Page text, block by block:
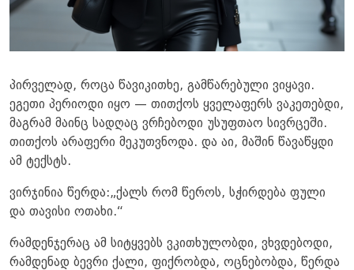
პირველად, როცა წავიკითხე, გამწარებული ვიყავი.
ეგეთი პერიოდი იყო — თითქოს ყველაფერს ვაკეთებდი,
მაგრამ მაინც სადღაც ვრჩებოდი უსუფთაო სივრცეში.
თითქოს არაფერი მეკუთვნოდა. და აი, მაშინ წავაწყდი
ამ ტექსტს.
ვირჯინია წერდა:„ქალს რომ წეროს, სჭირდება ფული
და თავისი ოთახი.“
რამდენჯერაც ამ სიტყვებს ვკითხულობდი, ვხვდებოდი,
რამდენად ბევრი ქალი, ფიქრობდა, ოცნებობდა, წერდა